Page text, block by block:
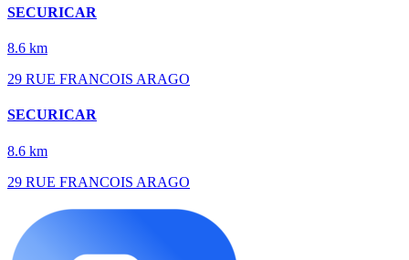
SECURICAR
8.6 km
29 RUE FRANCOIS ARAGO
SECURICAR
8.6 km
29 RUE FRANCOIS ARAGO